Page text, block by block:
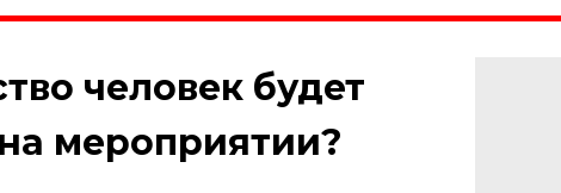
человек будет
мероприятии?